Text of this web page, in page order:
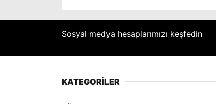
Sosyal medya hesaplarımızı keşfedin
KATEGORİLER